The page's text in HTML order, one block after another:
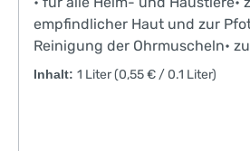
empfindlicher Haut und zur
Reinigung der Ohrmuscheln•
und Fellpflege bei Pferden• gute
Inhalt: 1 Liter(0,55 € / 0.1 Liter)